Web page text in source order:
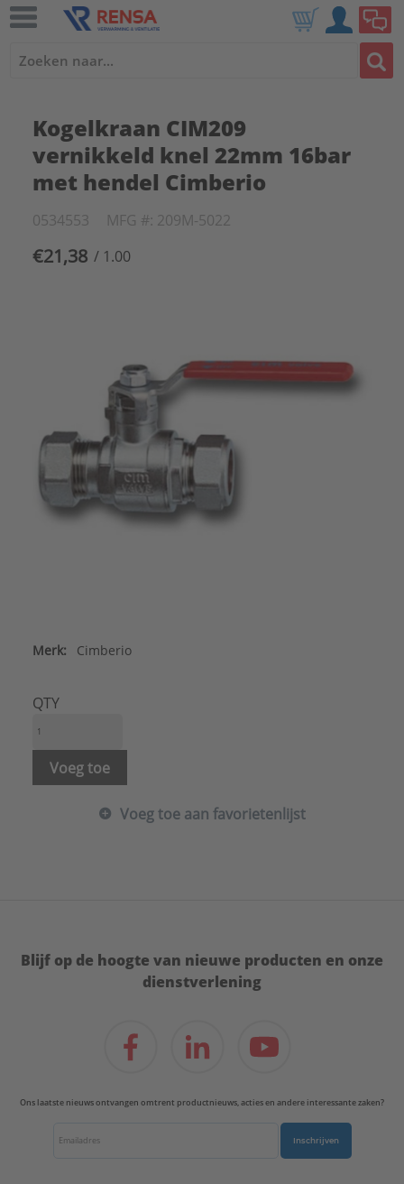
Kogelkraan CIM209
vernikkeld knel 22mm 16bar
met hendel Cimberio
0534553 MFG #: 209M-5022
€21,38 / 1.00
Merk: Cimberio
QTY
Voeg toe
Voeg toe aan favorietenlijst
Blijf op de hoogte van nieuwe producten en onze
dienstverlening
Ons laatste nieuws ontvangen omtrent productnieuws, acties en andere interessante zaken?
Inschrijven